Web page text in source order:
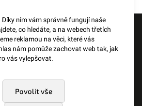
SLOVNÍK POJMŮ
ÚDAJŮ
FIRMA
nim vám správně fungují naše
co hledáte, a na webech třetích
reklamou na věci, které vás
nám pomůže zachovat web tak, jak
vás vylepšovat.
Povolit vše